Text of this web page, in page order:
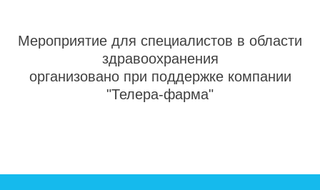
Мероприятие для специалистов в области
здравоохранения
организовано при поддержке компании
"Телера-фарма"